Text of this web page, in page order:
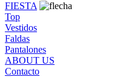
FIESTA
Top
Vestidos
Faldas
Pantalones
ABOUT US
Contacto